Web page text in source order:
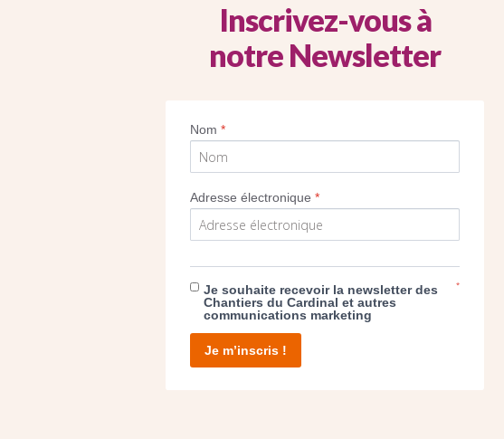
Imprimer
VOTRE DON
PERMET D’AGIR
Inscrivez-vous à
notre Newsletter
Nom*
Adresse électronique*
Je souhaite recevoir la newsletter des
Chantiers du Cardinal et autres
communications marketing
*
Je m’inscris !